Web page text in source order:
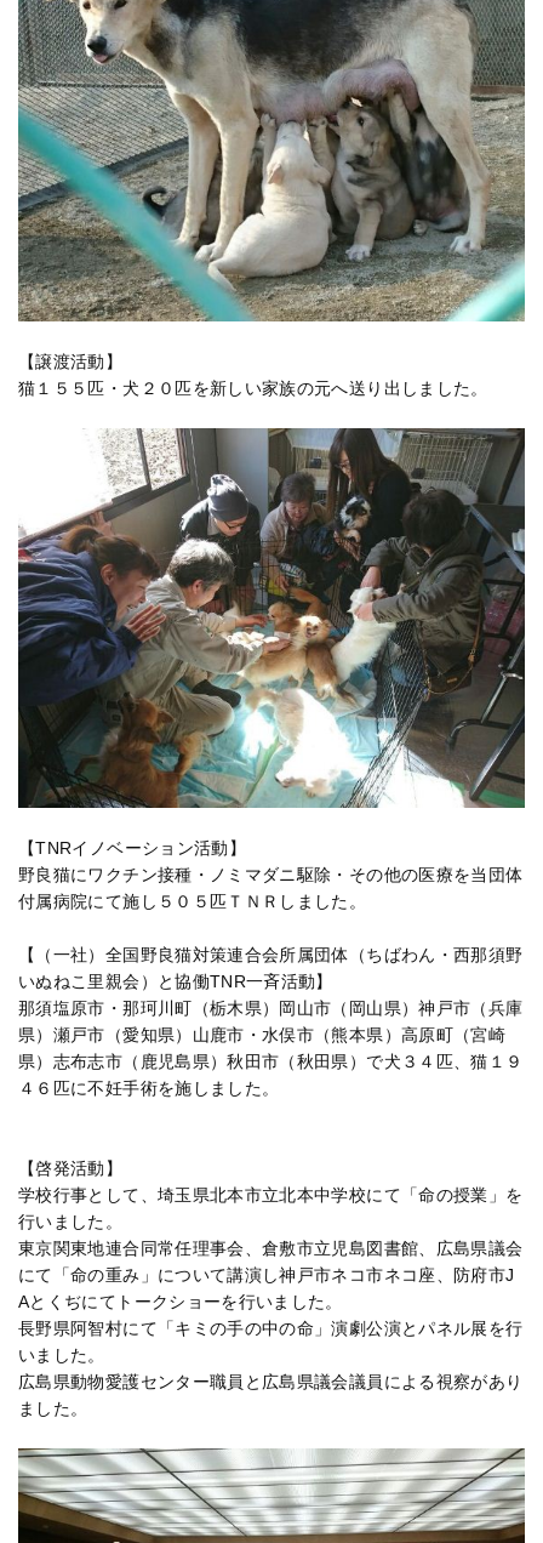
【譲渡活動】
猫１５５匹・犬２０匹を新しい家族の元へ送り出しました。
【TNRイノベーション活動】
野良猫にワクチン接種・ノミマダニ駆除・その他の医療を当団体
付属病院にて施し５０５匹ＴＮＲしました。
【（一社）全国野良猫対策連合会所属団体（ちばわん・西那須野
いぬねこ里親会）と協働TNR一斉活動】
那須塩原市・那珂川町（栃木県）岡山市（岡山県）神戸市（兵庫
県）瀬戸市（愛知県）山鹿市・水俣市（熊本県）高原町（宮崎
県）志布志市（鹿児島県）秋田市（秋田県）で犬３４匹、猫１９
４６匹に不妊手術を施しました。
【啓発活動】
学校行事として、埼玉県北本市立北本中学校にて「命の授業」を
行いました。
東京関東地連合同常任理事会、倉敷市立児島図書館、広島県議会
にて「命の重み」について講演し神戸市ネコ市ネコ座、防府市J
Aとくぢにてトークショーを行いました。
長野県阿智村にて「キミの手の中の命」演劇公演とパネル展を行
いました。
広島県動物愛護センター職員と広島県議会議員による視察があり
ました。